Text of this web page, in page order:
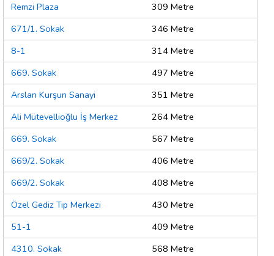
Remzi Plaza
309 Metre
671/1. Sokak
346 Metre
8-1
314 Metre
669. Sokak
497 Metre
Arslan Kurşun Sanayi
351 Metre
Ali Mütevellioğlu İş Merkez
264 Metre
669. Sokak
567 Metre
669/2. Sokak
406 Metre
669/2. Sokak
408 Metre
Özel Gediz Tıp Merkezi
430 Metre
51-1
409 Metre
4310. Sokak
568 Metre